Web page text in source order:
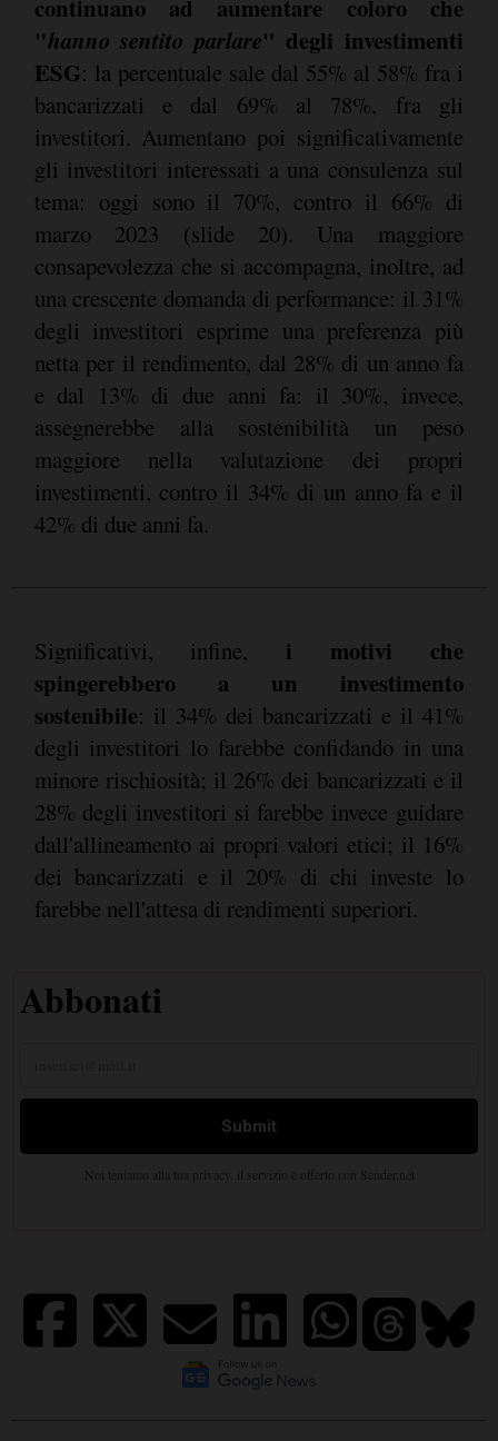
continuano ad aumentare coloro che
"hanno sentito parlare" degli investimenti
ESG: la percentuale sale dal 55% al 58% fra i
bancarizzati e dal 69% al 78%, fra gli
investitori. Aumentano poi significativamente
gli investitori interessati a una consulenza sul
tema: oggi sono il 70%, contro il 66% di
marzo 2023 (slide 20). Una maggiore
consapevolezza che si accompagna, inoltre, ad
una crescente domanda di performance: il 31%
degli investitori esprime una preferenza più
netta per il rendimento, dal 28% di un anno fa
e dal 13% di due anni fa: il 30%, invece,
assegnerebbe alla sostenibilità un peso
maggiore nella valutazione dei propri
investimenti, contro il 34% di un anno fa e il
42% di due anni fa.
Significativi, infine, i motivi che
spingerebbero a un investimento
sostenibile: il 34% dei bancarizzati e il 41%
degli investitori lo farebbe confidando in una
minore rischiosità; il 26% dei bancarizzati e il
28% degli investitori si farebbe invece guidare
dall'allineamento ai propri valori etici; il 16%
dei bancarizzati e il 20% di chi investe lo
farebbe nell'attesa di rendimenti superiori.